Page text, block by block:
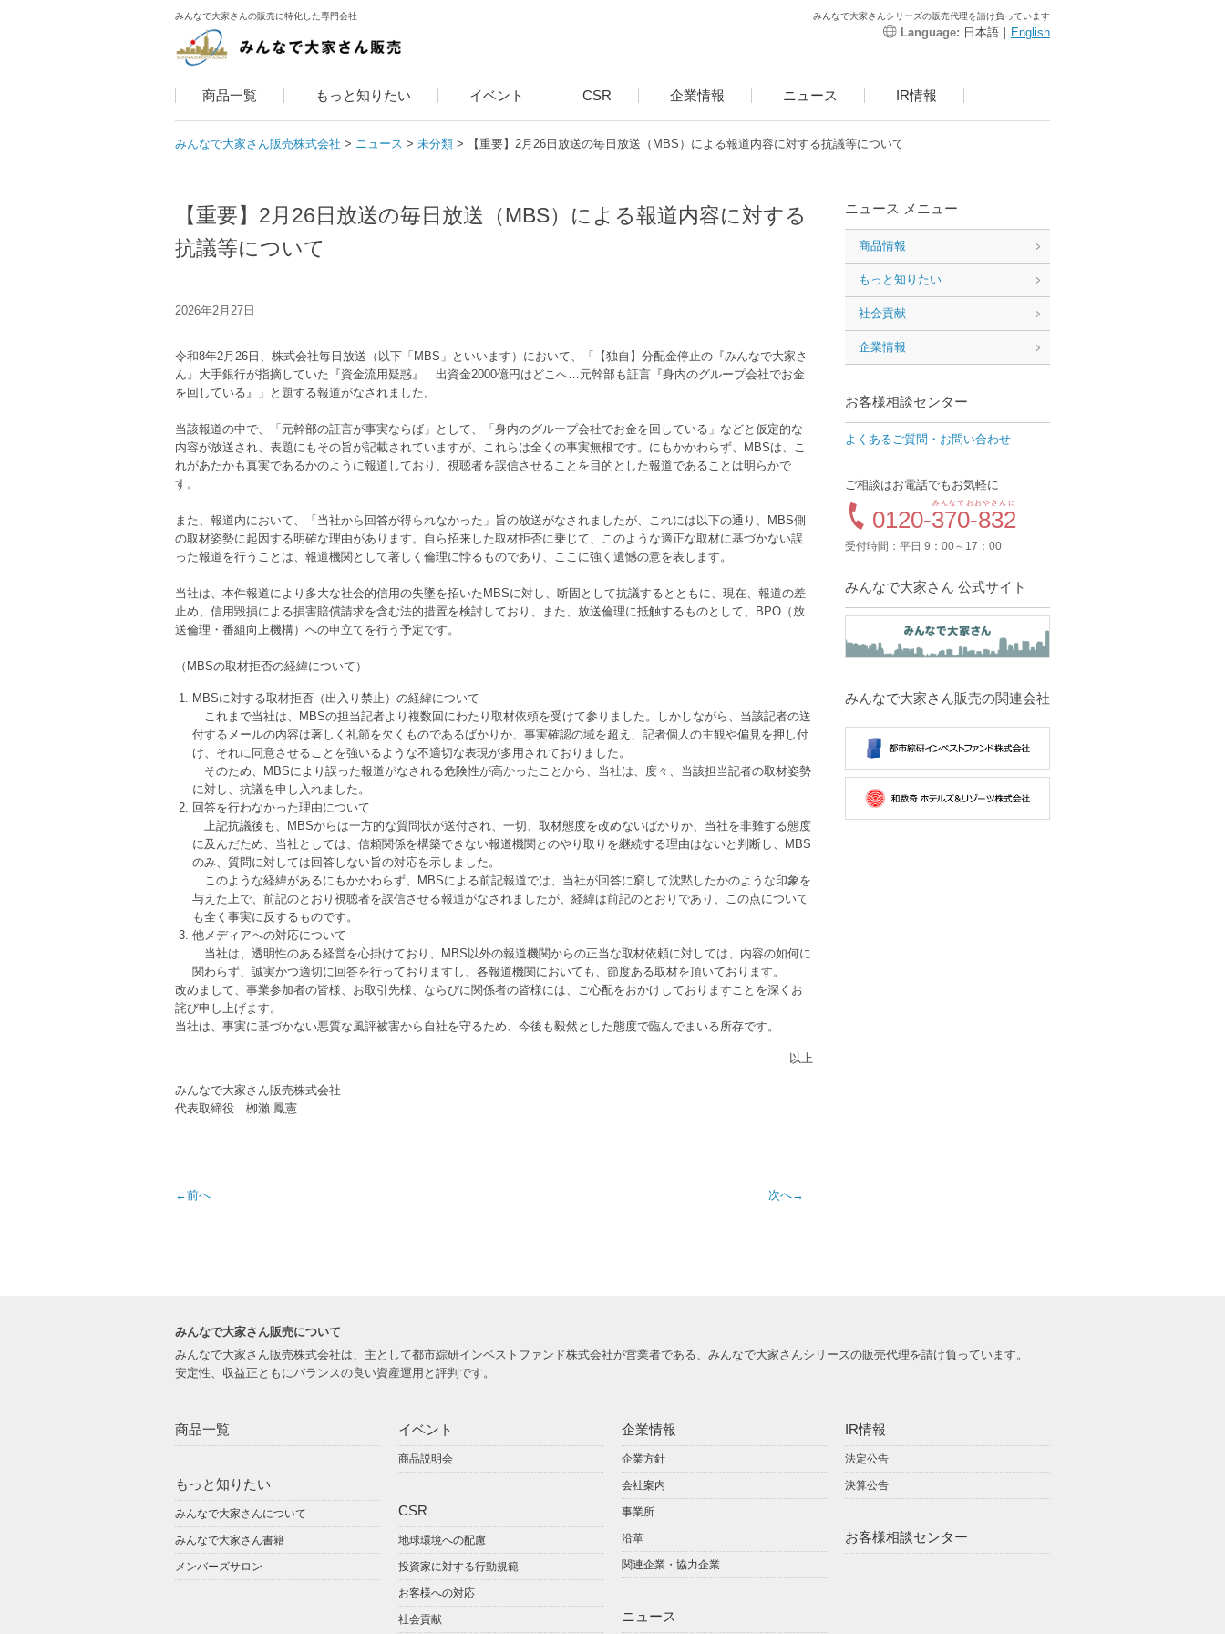
みんなで大家さんの販売に特化した専門会社 みんなで大家さんシリーズの販売代理を請け負っています
Language: 日本語｜ English
商品一覧 もっと知りたい イベント CSR 企業情報 ニュース IR情報
みんなで大家さん販売株式会社 ニュース 未分類 【重要】2月26日放送の毎日放送（MBS）による報道内容に対する抗議等について
【重要】2月26日放送の毎日放送（MBS）による報道内容に対する
抗議等について
2026年2月27日
令和8年2月26日、株式会社毎日放送（以下「MBS」といいます）において、「【独自】分配金停止の『みんなで大家さ
ん』大手銀行が指摘していた『資金流用疑惑』 出資金2000億円はどこへ…元幹部も証言『身内のグループ会社でお金
を回している』」と題する報道がなされました。
当該報道の中で、「元幹部の証言が事実ならば」として、「身内のグループ会社でお金を回している」などと仮定的な
内容が放送され、表題にもその旨が記載されていますが、これらは全くの事実無根です。にもかかわらず、MBSは、こ
れがあたかも真実であるかのように報道しており、視聴者を誤信させることを目的とした報道であることは明らかで
す。
また、報道内において、「当社から回答が得られなかった」旨の放送がなされましたが、これには以下の通り、MBS側
の取材姿勢に起因する明確な理由があります。自ら招来した取材拒否に乗じて、このような適正な取材に基づかない誤
った報道を行うことは、報道機関として著しく倫理に悖るものであり、ここに強く遺憾の意を表します。
当社は、本件報道により多大な社会的信用の失墜を招いたMBSに対し、断固として抗議するとともに、現在、報道の差
止め、信用毀損による損害賠償請求を含む法的措置を検討しており、また、放送倫理に抵触するものとして、BPO（放
送倫理・番組向上機構）への申立てを行う予定です。
（MBSの取材拒否の経緯について）
MBSに対する取材拒否（出入り禁止）の経緯について
これまで当社は、MBSの担当記者より複数回にわたり取材依頼を受けて参りました。しかしながら、当該記者の送
付するメールの内容は著しく礼節を欠くものであるばかりか、事実確認の域を超え、記者個人の主観や偏見を押し付
け、それに同意させることを強いるような不適切な表現が多用されておりました。
そのため、MBSにより誤った報道がなされる危険性が高かったことから、当社は、度々、当該担当記者の取材姿勢
に対し、抗議を申し入れました。
回答を行わなかった理由について
上記抗議後も、MBSからは一方的な質問状が送付され、一切、取材態度を改めないばかりか、当社を非難する態度
に及んだため、当社としては、信頼関係を構築できない報道機関とのやり取りを継続する理由はないと判断し、MBS
のみ、質問に対しては回答しない旨の対応を示しました。
このような経緯があるにもかかわらず、MBSによる前記報道では、当社が回答に窮して沈黙したかのような印象を
与えた上で、前記のとおり視聴者を誤信させる報道がなされましたが、経緯は前記のとおりであり、この点について
も全く事実に反するものです。
他メディアへの対応について
当社は、透明性のある経営を心掛けており、MBS以外の報道機関からの正当な取材依頼に対しては、内容の如何に
関わらず、誠実かつ適切に回答を行っておりますし、各報道機関においても、節度ある取材を頂いております。
改めまして、事業参加者の皆様、お取引先様、ならびに関係者の皆様には、ご心配をおかけしておりますことを深くお
詫び申し上げます。
当社は、事実に基づかない悪質な風評被害から自社を守るため、今後も毅然とした態度で臨んでまいる所存です。
以上
みんなで大家さん販売株式会社
代表取締役 栁瀨 鳳憲
←前へ 次へ→
ニュース メニュー
商品情報
もっと知りたい
社会貢献
企業情報
お客様相談センター
よくあるご質問・お問い合わせ
ご相談はお電話でもお気軽に
0120-370-832
みんなでおおやさんに
受付時間：平日 9：00～17：00
みんなで大家さん 公式サイト
みんなで大家さん販売の関連会社
みんなで大家さん販売について
みんなで大家さん販売株式会社は、主として都市綜研インベストファンド株式会社が営業者である、みんなで大家さんシリーズの販売代理を請け負っています。
安定性、収益正ともにバランスの良い資産運用と評判です。
商品一覧
もっと知りたい
みんなで大家さんについて
みんなで大家さん書籍
メンバーズサロン
イベント
商品説明会
CSR
地球環境への配慮
投資家に対する行動規範
お客様への対応
社会貢献
企業情報
企業方針
会社案内
事業所
沿革
関連企業・協力企業
ニュース
IR情報
法定公告
決算公告
お客様相談センター